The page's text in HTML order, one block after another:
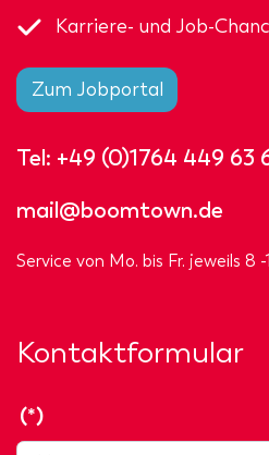
Karriere- und Job-
Zum Jobportal
Tel: +49 (0)1764 449 63
mail@boomtown.de
Service von Mo. bis Fr. jeweils 8 -
Kontaktformular
(*)